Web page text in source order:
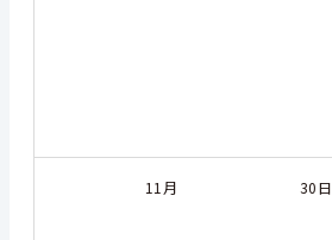
11月
30日